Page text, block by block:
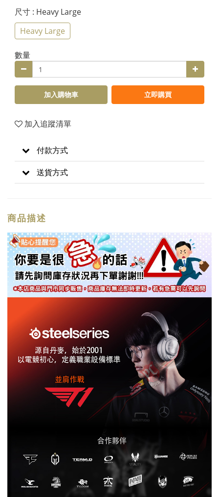
尺寸 : Heavy Large
Heavy Large
數量
加入購物車 立即購買
加入追蹤清單
付款方式
送貨方式
商品描述